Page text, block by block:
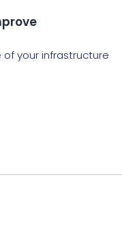
your infrastructure